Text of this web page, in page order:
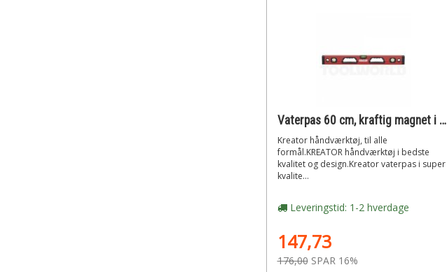
Vaterpas 60 cm, kraftig magnet i bunden
Kreator håndværktøj, til alle
formål.KREATOR håndværktøj i bedste
kvalitet og design.Kreator vaterpas i super
kvalite...
Leveringstid: 1-2 hverdage
147,73
176,00 SPAR 16%